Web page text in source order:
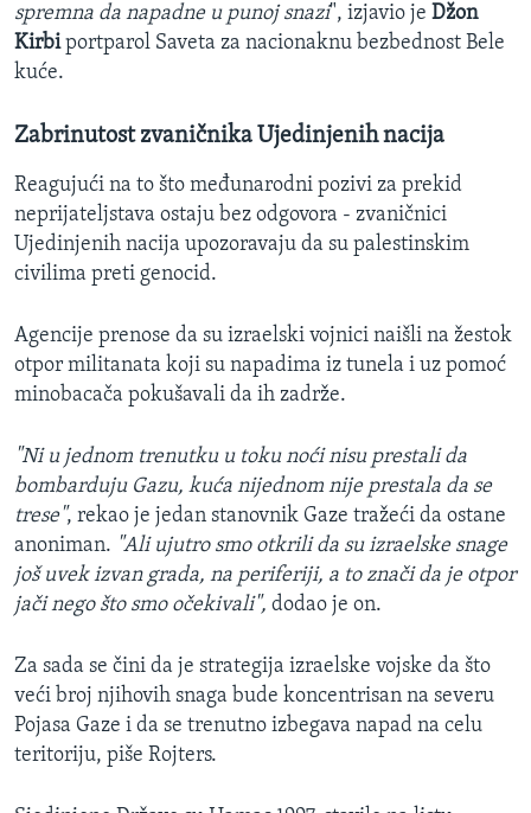
spremna da napadne u punoj snazi", izjavio je Džon
Kirbiportparol Saveta za nacionaknu bezbednost Bele
kuće.
Zabrinutost zvaničnika Ujedinjenih nacija
Reagujući na to što međunarodni pozivi za prekid
neprijateljstava ostaju bez odgovora - zvaničnici
Ujedinjenih nacija upozoravaju da su palestinskim
civilima preti genocid.
Agencije prenose da su izraelski vojnici naišli na žestok
otpor militanata koji su napadima iz tunela i uz pomoć
minobacača pokušavali da ih zadrže.
"Ni u jednom trenutku u toku noći nisu prestali da
bombarduju Gazu, kuća nijednom nije prestala da se
trese", rekao je jedan stanovnik Gaze tražeći da ostane
anoniman. "Ali ujutro smo otkrili da su izraelske snage
još uvek izvan grada, na periferiji, a to znači da je otpor
jači nego što smo očekivali", dodao je on.
Za sada se čini da je strategija izraelske vojske da što
veći broj njihovih snaga bude koncentrisan na severu
Pojasa Gaze i da se trenutno izbegava napad na celu
teritoriju, piše Rojters.